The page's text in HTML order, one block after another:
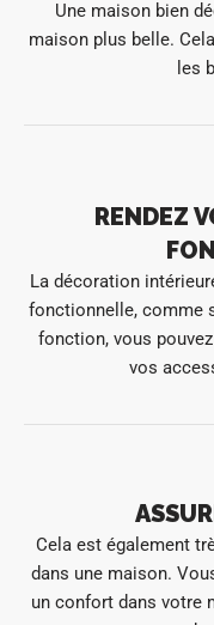
Une maison bien
maison plus belle.
les
RENDEZ
La décoration
fonctionnelle, comme
fonction, vous
vos
Cela est également
dans une maison.
un confort dans votre